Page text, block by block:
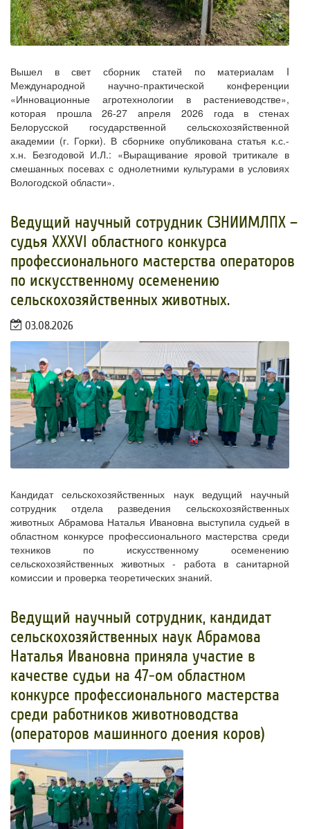
Вышел в свет сборник статей по материалам I
Международной научно-практической конференции
«Инновационные агротехнологии в растениеводстве»,
которая прошла 26-27 апреля 2026 года в стенах
Белорусской государственной сельскохозяйственной
академии (г. Горки). В сборнике опубликована статья к.с.-
х.н. Безгодовой И.Л.: «Выращивание яровой тритикале в
смешанных посевах с однолетними культурами в условиях
Вологодской области».
Ведущий научный сотрудник СЗНИИМЛПХ –
судья XXXVI областного конкурса
профессионального мастерства операторов
по искусственному осеменению
сельскохозяйственных животных.
03.08.2026
Кандидат сельскохозяйственных наук ведущий научный
сотрудник отдела разведения сельскохозяйственных
животных Абрамова Наталья Ивановна выступила судьей в
областном конкурсе профессионального мастерства среди
техников по искусственному осеменению
сельскохозяйственных животных - работа в санитарной
комиссии и проверка теоретических знаний.
Ведущий научный сотрудник, кандидат
сельскохозяйственных наук Абрамова
Наталья Ивановна приняла участие в
качестве судьи на 47-ом областном
конкурсе профессионального мастерства
среди работников животноводства
(операторов машинного доения коров)